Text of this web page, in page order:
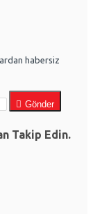
habersiz
Gönder
Takip Edin.